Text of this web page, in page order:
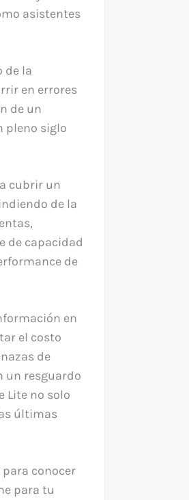
asistentes
de la
en errores
de un
pleno siglo
cubrir un
de la
de capacidad
de
en
el costo
de
un resguardo
Lite no solo
últimas
conocer
para tu